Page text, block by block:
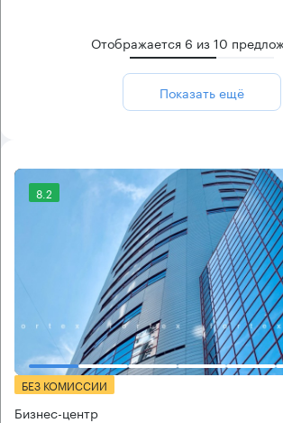
Отображается 6 из10
Показать ещё
8.2
БЕЗ КОМИССИИ
Бизнес-центр